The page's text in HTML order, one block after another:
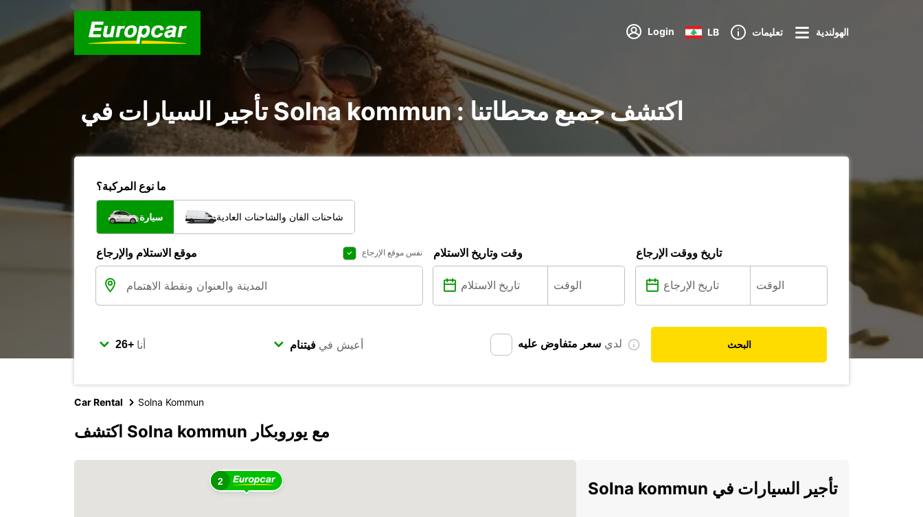
Login LB تعليمات الهولندية
تأجير السيارات في Solna kommun : اكتشف جميع محطاتنا
ما نوع المركبة؟
سيارة شاحنات الفان والشاحنات العادية
موقع الاستلام والإرجاع نفس موقع الإرجاع وقت وتاريخ الاستلام تاريخ ووقت الإرجاع
أنا أعيش في لدي سعر متفاوض عليه البحث
Car Rental Solna Kommun
اكتشف Solna kommun مع يوروبكار
2 تأجير السيارات في Solna kommun